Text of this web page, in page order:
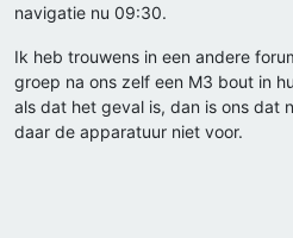
navigatie nu 09:30.
Ik heb trouwens in een andere
groep na ons zelf een M3 bout in
als dat het geval is, dan is ons dat
daar de apparatuur niet voor.